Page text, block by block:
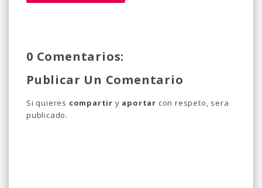
0 Comentarios:
Publicar Un Comentario
Si quieres compartir y aportar con respeto, sera
publicado.